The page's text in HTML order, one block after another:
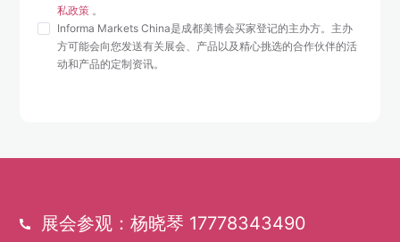
私政策 。
Informa Markets China是成都美博会买家登记的主办方。主办
方可能会向您发送有关展会、产品以及精心挑选的合作伙伴的活
动和产品的定制资讯。
展会参观：杨晓琴 17778343490